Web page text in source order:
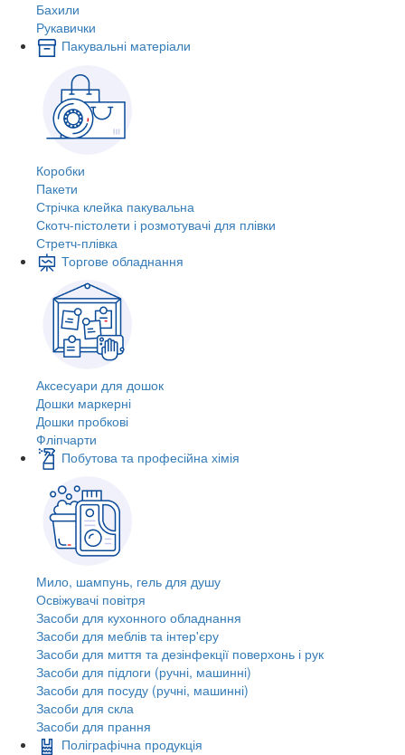
Бахили
Рукавички
Пакувальні матеріали
Коробки
Пакети
Стрічка клейка пакувальна
Скотч-пістолети і розмотувачі для плівки
Стретч-плівка
Торгове обладнання
Аксесуари для дошок
Дошки маркерні
Дошки пробкові
Фліпчарти
Побутова та професійна хімія
Мило, шампунь, гель для душу
Освіжувачі повітря
Засоби для кухонного обладнання
Засоби для меблів та інтер'єру
Засоби для миття та дезінфекції поверхонь і рук
Засоби для підлоги (ручні, машинні)
Засоби для посуду (ручні, машинні)
Засоби для скла
Засоби для прання
Поліграфічна продукція